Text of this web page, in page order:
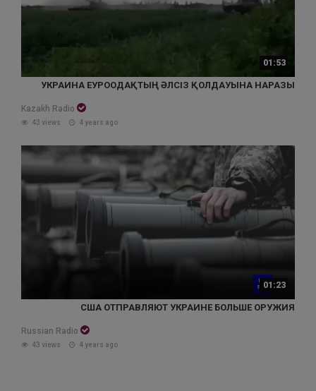
01:53
УКРАИНА ЕУРООДАҚТЫҢ ӘЛСІЗ ҚОЛДАУЫНА НАРАЗЫ
Kazakh Radio
43 views 4 years ago
01:23
США ОТПРАВЛЯЮТ УКРАИНЕ БОЛЬШЕ ОРУЖИЯ
Russian Radio
43 views 4 years ago